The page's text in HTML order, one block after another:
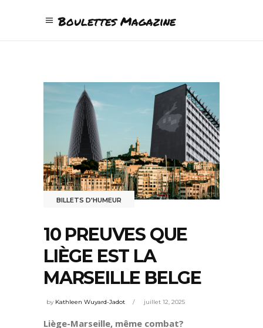
Boulettes Magazine
BILLETS D'HUMEUR
10 PREUVES QUE
LIÈGE EST LA
MARSEILLE BELGE
by Kathleen Wuyard-Jadot juillet 12, 2025
Liège-Marseille, même combat?